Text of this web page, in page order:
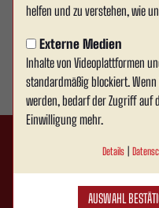
helfen und zu verstehen, wie
Externe Medien
Inhalte von Videoplattformen
standardmäßig blockiert.
werden, bedarf der Zugriff auf
Einwilligung mehr.
Details
AUSWAHL